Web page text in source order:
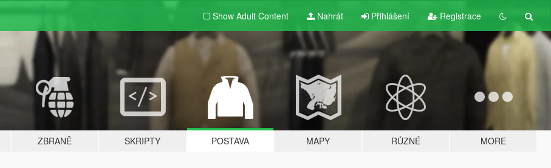
Show Adult Content Nahrát Přihlášení Registrace
ZBRANĚ SKRIPTY POSTAVA MAPY RŮZNÉ MORE